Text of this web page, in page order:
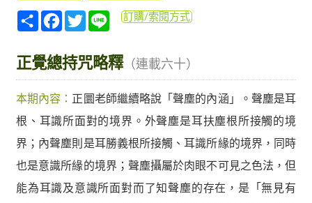
分
享
Facebook
TwitterLine訂購/索閱方式
正覺總持咒略釋（連載六十）
本期內容： 正圜老師繼續略說「聲塵的內涵」。聲塵是耳
根、耳識所面對的境界。外聲塵是耳扶塵根所接觸的境
界；內聲塵則是耳勝義根所接觸、耳識所緣的境界，同時
也是意識所緣的境界；聲塵攝屬於肉眼不可見之色法，但
能為耳識及意識所面對而了知聲塵的存在，是「無見有